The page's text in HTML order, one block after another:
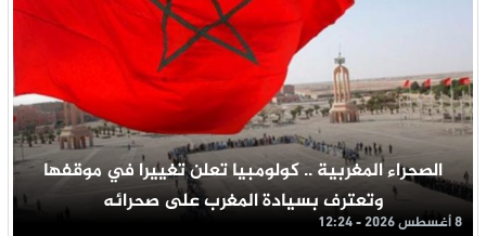
الصحراء المغربية .. كولومبيا تعلن تغييرا في موقفها
وتعترف بسيادة المغرب على صحرائه
8 أغسطس 2026 - 12:24